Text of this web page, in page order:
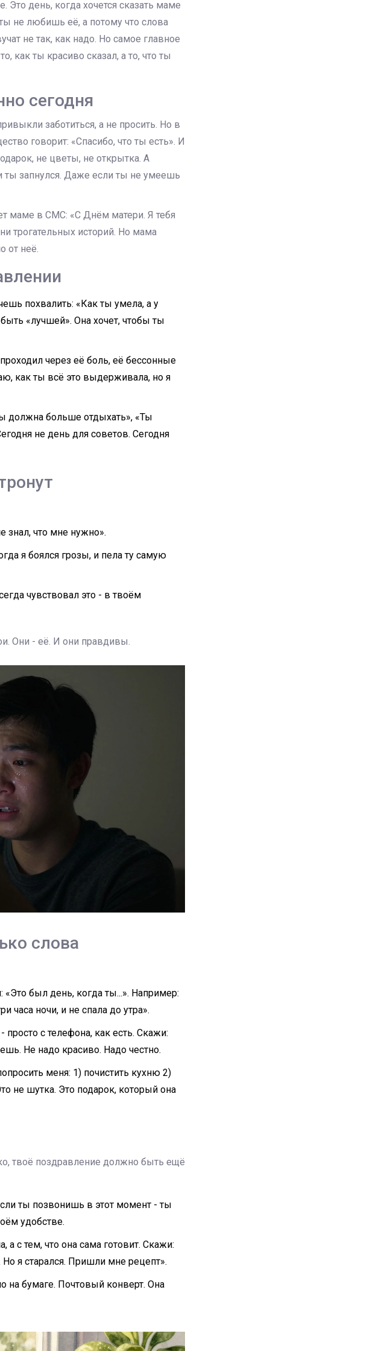
день, когда хочется сказать маме
не любишь её, а потому что слова
не так, как надо. Но самое главное
как ты красиво сказал, а то, что ты
сегодня
заботиться, а не просить. Но в
говорит: «Спасибо, что ты есть». И
не цветы, не открытка. А
ты запнулся. Даже если ты не умеешь
маме в СМС: «С Днём матери. Я тебя
трогательных историй. Но мама
от неё.
похвалить: «Как ты умела, а у
«лучшей». Она хочет, чтобы ты
через её боль, её бессонные
как ты всё это выдерживала, но я
должна больше отдыхать», «Ты
не день для советов. Сегодня
знал, что мне нужно».
я боялся грозы, и пела ту самую
чувствовал это - в твоём
Они - её. И они правдивы.
слова
был день, когда ты...». Например:
часа ночи, и не спала до утра».
с телефона, как есть. Скажи:
Не надо красиво. Надо честно.
меня: 1) почистить кухню 2)
не шутка. Это подарок, который она
твоё поздравление должно быть ещё
ты позвонишь в этот момент - ты
удобстве.
с тем, что она сама готовит. Скажи:
я старался. Пришли мне рецепт».
бумаге. Почтовый конверт. Она